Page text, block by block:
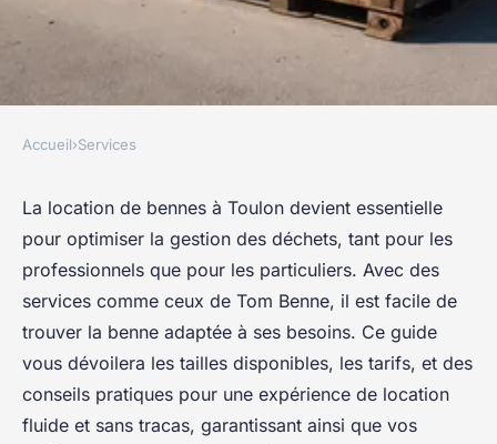
Location de bennes à toulon :
guide complet pour 2025
Rayan•25 avril 2025•4 min de lecture
Accueil›Services
La location de bennes à Toulon devient essentielle
pour optimiser la gestion des déchets, tant pour les
professionnels que pour les particuliers. Avec des
services comme ceux de Tom Benne, il est facile de
trouver la benne adaptée à ses besoins. Ce guide
vous dévoilera les tailles disponibles, les tarifs, et des
conseils pratiques pour une expérience de location
fluide et sans tracas, garantissant ainsi que vos